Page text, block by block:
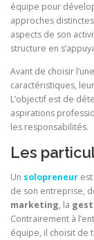
équipe pour
approches
aspects de son
structure en
Avant de choisir
caractéristiques,
L’objectif est de
aspirations
les responsabilités.
Les
Un solopreneur
de son entreprise,
marketing, la
Contrairement à
équipe, il choisit de